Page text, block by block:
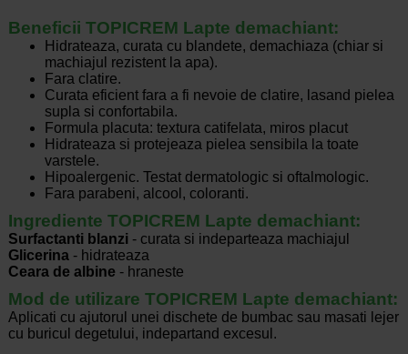
Beneficii TOPICREM Lapte demachiant:
Hidrateaza, curata cu blandete, demachiaza (chiar si
machiajul rezistent la apa).
Fara clatire.
Curata eficient fara a fi nevoie de clatire, lasand pielea
supla si confortabila.
Formula placuta: textura catifelata, miros placut
Hidrateaza si protejeaza pielea sensibila la toate
varstele.
Hipoalergenic. Testat dermatologic si oftalmologic.
Fara parabeni, alcool, coloranti.
Ingrediente TOPICREM Lapte demachiant:
Surfactanti blanzi - curata si indeparteaza machiajul
Glicerina- hidrateaza
Ceara de albine - hraneste
Mod de utilizare TOPICREM Lapte demachiant:
Aplicati cu ajutorul unei dischete de bumbac sau masati lejer
cu buricul degetului, indepartand excesul.